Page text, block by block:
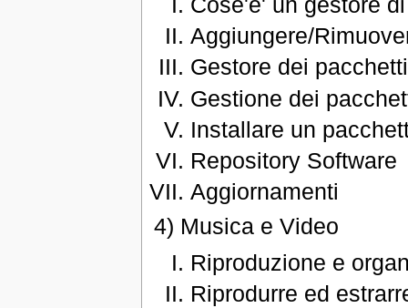
Aggiungere/
Gestore dei
Gestione dei
Installare un
Repository Software
Aggiornamenti
4) Musica e Video
Riproduzione e
Riprodurre ed